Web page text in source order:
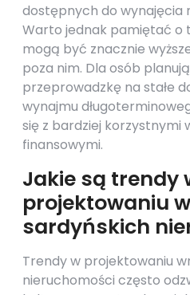
dostępnych do wynajęcia
Warto jednak pamiętać o
mogą być znacznie
poza nim. Dla osób
przeprowadzkę na stałe
wynajmu
się z bardziej korzystnymi
finansowymi.
Jakie są trendy
projektowaniu
sardyńskich
Trendy w projektowaniu
nieruchomości często